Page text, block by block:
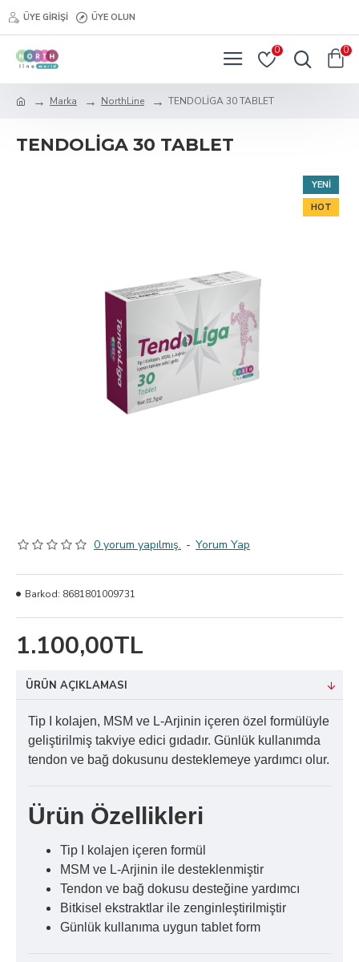
ÜYE GIRIŞI ÜYE OLUN
0 0
Marka NorthLine TENDOLİGA 30 TABLET
TENDOLİGA 30 TABLET
YENI
HOT
0 yorum yapılmış. - Yorum Yap
1.100,00TL
Barkod: 8681801009731
ÜRÜN AÇIKLAMASI
Tip I kolajen, MSM ve L-Arjinin içeren özel formülüyle
geliştirilmiş takviye edici gıdadır. Günlük kullanımda
tendon ve bağ dokusunu desteklemeye yardımcı olur.
Ürün Özellikleri
Tip I kolajen içeren formül
MSM ve L-Arjinin ile desteklenmiştir
Tendon ve bağ dokusu desteğine yardımcı
Bitkisel ekstraktlar ile zenginleştirilmiştir
Günlük kullanıma uygun tablet form